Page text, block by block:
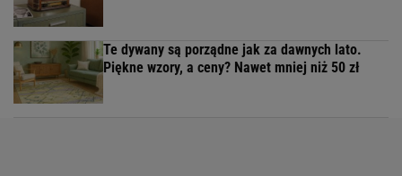
Te dywany są porządne jak za dawnych lato.
Piękne wzory, a ceny? Nawet mniej niż 50 zł